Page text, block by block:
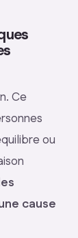
Ce
ou
cause